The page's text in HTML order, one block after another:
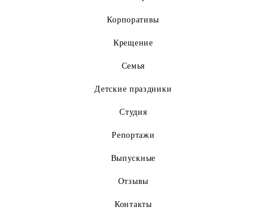
Корпоративы
Крещение
Семья
Детские праздники
Студия
Репортажи
Выпускные
Отзывы
Контакты